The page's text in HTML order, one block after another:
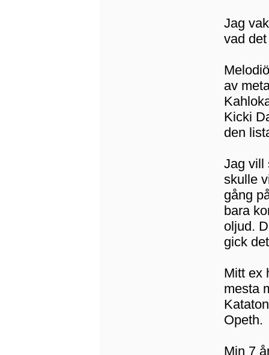
Jag
vad
av
Kicki
den
Jag vill
skulle
gång
bara
oljud.
gick
Mitt ex
mesta
Opeth.
Min 7